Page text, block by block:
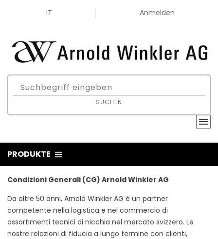
IT Anmelden
SUCHEN
PRODUKTE
Condizioni Generali (CG) Arnold Winkler AG
Da oltre 50 anni, Arnold Winkler AG è un partner
competente nella logistica e nel commercio di
assortimenti tecnici di nicchia nel mercato svizzero. Le
nostre relazioni di fiducia a lungo termine con clienti,